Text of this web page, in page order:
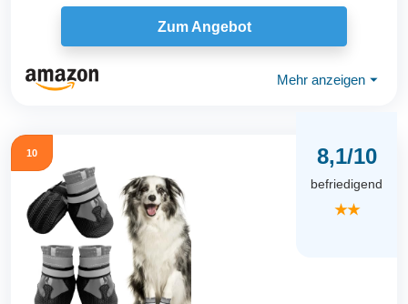
rutschfest und...
Zum Angebot
Mehr anzeigen ⏷
10 8,1/10
befriedigend
★★